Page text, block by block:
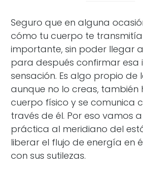
Seguro que en alguna
cómo tu cuerpo te
importante, sin poder llegar
para después confirmar esa
sensación. Es algo propio de
aunque no lo creas, también
cuerpo físico y se comunica
través de él. Por eso vamos
práctica al meridiano del
liberar el flujo de energía en
con sus sutilezas.